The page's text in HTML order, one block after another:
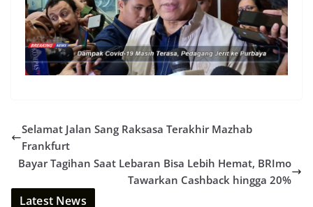
Selamat Jalan Sang Raksasa Terakhir Mazhab
Frankfurt
Bayar Tagihan Saat Lebaran Bisa Lebih Hemat, BRImo
Tawarkan Cashback hingga 20%
Latest News